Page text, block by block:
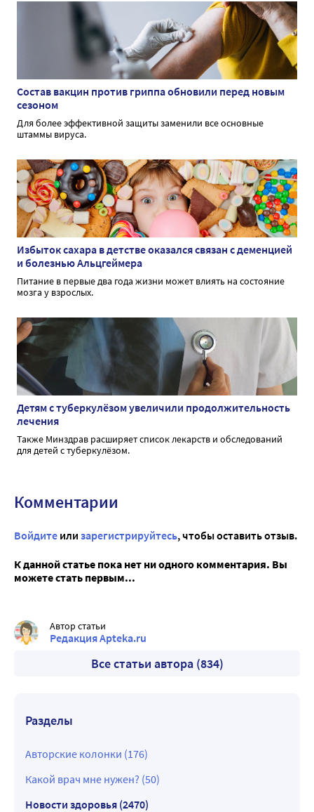
Состав вакцин против гриппа обновили перед новым
сезоном
Для более эффективной защиты заменили все основные
штаммы вируса.
Избыток сахара в детстве оказался связан с деменцией
и болезнью Альцгеймера
Питание в первые два года жизни может влиять на состояние
мозга у взрослых.
Детям с туберкулёзом увеличили продолжительность
лечения
Также Минздрав расширяет список лекарств и обследований
для детей с туберкулёзом.
Комментарии
Войдите или зарегистрируйтесь, чтобы оставить отзыв.
К данной статье пока нет ни одного комментария. Вы
можете стать первым...
Автор статьи
Редакция Apteka.ru
Все статьи автора (834)
Разделы
Авторские колонки (176)
Какой врач мне нужен? (50)
Новости здоровья (2470)